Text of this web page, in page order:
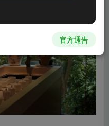
官方通告